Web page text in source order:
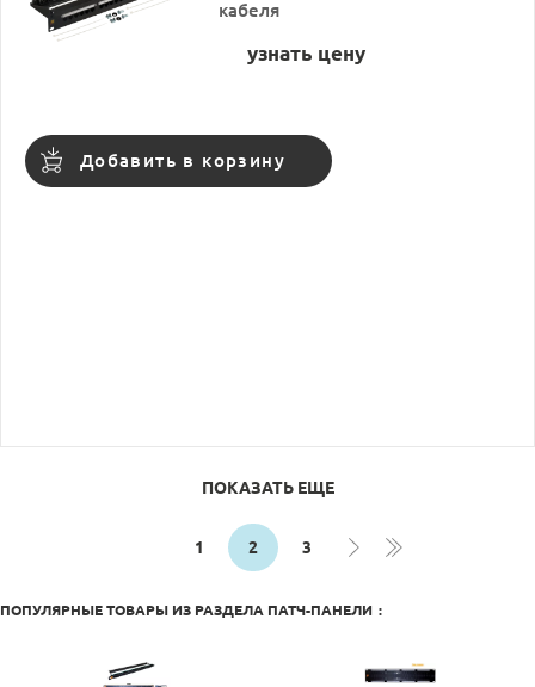
кабеля
узнать цену
Добавить в корзину
ПОКАЗАТЬ ЕЩЕ
1 2 3
ПОПУЛЯРНЫЕ ТОВАРЫ ИЗ РАЗДЕЛА ПАТЧ-ПАНЕЛИ :